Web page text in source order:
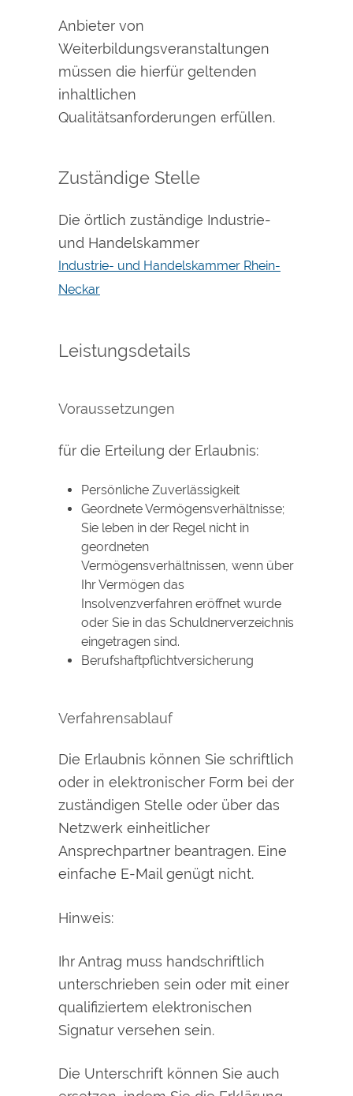
Anbieter von
Weiterbildungsveranstaltungen
müssen die hierfür geltenden
inhaltlichen
Qualitätsanforderungen erfüllen.
Zuständige Stelle
Die örtlich zuständige Industrie-
und Handelskammer
Industrie- und Handelskammer Rhein-
Neckar
Leistungsdetails
Voraussetzungen
für die Erteilung der Erlaubnis:
Persönliche Zuverlässigkeit
Geordnete Vermögensverhältnisse;
Sie leben in der Regel nicht in
geordneten
Vermögensverhältnissen, wenn über
Ihr Vermögen das
Insolvenzverfahren eröffnet wurde
oder Sie in das Schuldnerverzeichnis
eingetragen sind.
Berufshaftpflichtversicherung
Verfahrensablauf
Die Erlaubnis können Sie schriftlich
oder in elektronischer Form bei der
zuständigen Stelle oder über das
Netzwerk einheitlicher
Ansprechpartner beantragen. Eine
einfache E-Mail genügt nicht.
Hinweis:
Ihr Antrag muss handschriftlich
unterschrieben sein oder mit einer
qualifiziertem elektronischen
Signatur versehen sein.
Die Unterschrift können Sie auch